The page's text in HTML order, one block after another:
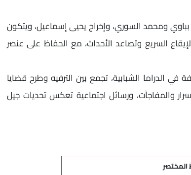
ومحمد السوري، وإخراج يحيى إسماعيل، ويتكون
السريع وتصاعد الأحداث، مع الحفاظ على عنصر
الدراما الشبابية، تجمع بين الترفيه وطرح قضايا
والمفاجآت، ورسائل اجتماعية تعكس تحديات جيل
المختصر